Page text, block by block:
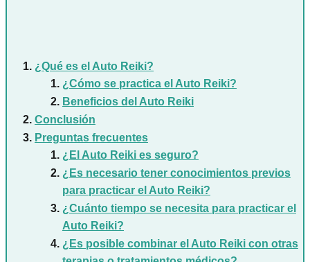
¿Qué es el Auto Reiki?
¿Cómo se practica el Auto Reiki?
Beneficios del Auto Reiki
Conclusión
Preguntas frecuentes
¿El Auto Reiki es seguro?
¿Es necesario tener conocimientos previos
para practicar el Auto Reiki?
¿Cuánto tiempo se necesita para practicar el
Auto Reiki?
¿Es posible combinar el Auto Reiki con otras